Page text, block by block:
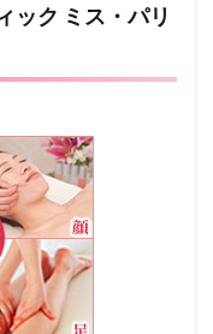
ック ミス・パリ